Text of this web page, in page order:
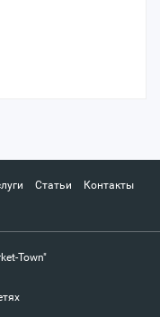
Статьи
Контакты
Town"